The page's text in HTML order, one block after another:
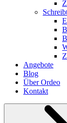
Angebote
Blog
Über Ordeo
Kontakt